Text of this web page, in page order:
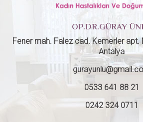
OP.DR.GÜRAY
Fener mah. Falez cad. Kemerler apt.
Antalya
0533 641 88 21
0242 324 0711